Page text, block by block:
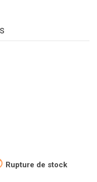
Rupture de stock